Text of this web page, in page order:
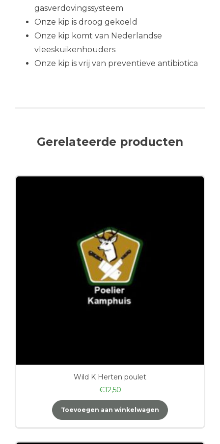
gasverdovingssysteem
Onze kip is droog gekoeld
Onze kip komt van Nederlandse
vleeskuikenhouders
Onze kip is vrij van preventieve antibiotica
Gerelateerde producten
Wild K Herten poulet
€12,50
Toevoegen aan winkelwagen